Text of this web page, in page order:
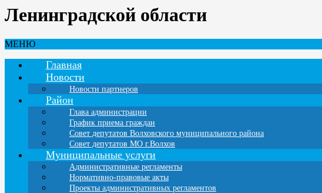
Ленинградской области
МЕНЮ
Главная
Новости
Новости партнеров
Район
Глава администрации
График приема граждан
Совет депутатов Волховского муниципального района
Совет депутатов МО г.Волхов
Муниципальные услуги
Административные регламенты
Нормативно-правовые акты
Проекты административных регламентов